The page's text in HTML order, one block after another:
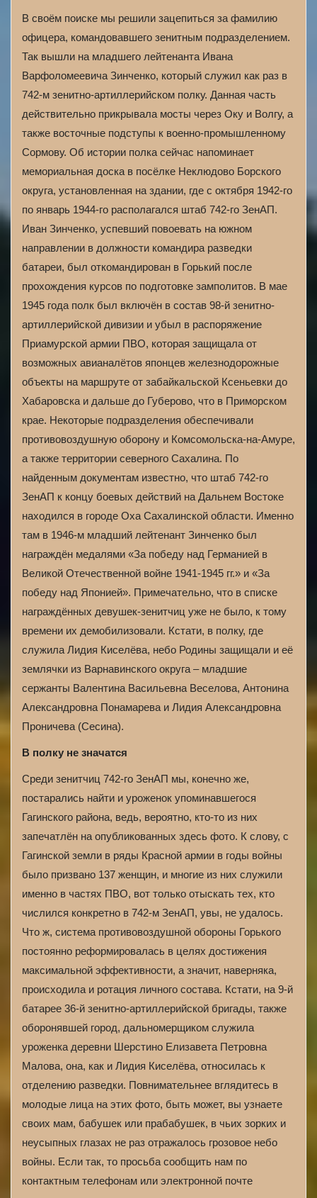
В своём поиске мы решили зацепиться за фамилию
офицера, командовавшего зенитным подразделением.
Так вышли на младшего лейтенанта Ивана
Варфоломеевича Зинченко, который служил как раз в
742-м зенитно-артиллерийском полку. Данная часть
действительно прикрывала мосты через Оку и Волгу, а
также восточные подступы к военно-промышленному
Сормову. Об истории полка сейчас напоминает
мемориальная доска в посёлке Неклюдово Борского
округа, установленная на здании, где с октября 1942-го
по январь 1944-го располагался штаб 742-го ЗенАП.
Иван Зинченко, успевший повоевать на южном
направлении в должности командира разведки
батареи, был откомандирован в Горький после
прохождения курсов по подготовке замполитов. В мае
1945 года полк был включён в состав 98-й зенитно-
артиллерийской дивизии и убыл в распоряжение
Приамурской армии ПВО, которая защищала от
возможных авианалётов японцев железнодорожные
объекты на маршруте от забайкальской Ксеньевки до
Хабаровска и дальше до Губерово, что в Приморском
крае. Некоторые подразделения обеспечивали
противовоздушную оборону и Комсомольска-на-Амуре,
а также территории северного Сахалина. По
найденным документам известно, что штаб 742-го
ЗенАП к концу боевых действий на Дальнем Востоке
находился в городе Оха Сахалинской области. Именно
там в 1946-м младший лейтенант Зинченко был
награждён медалями «За победу над Германией в
Великой Отечественной войне 1941-1945 гг.» и «За
победу над Японией». Примечательно, что в списке
награждённых девушек-зенитчиц уже не было, к тому
времени их демобилизовали. Кстати, в полку, где
служила Лидия Киселёва, небо Родины защищали и её
землячки из Варнавинского округа – младшие
сержанты Валентина Васильевна Веселова, Антонина
Александровна Понамарева и Лидия Александровна
Проничева (Сесина).
В полку не значатся
Среди зенитчиц 742-го ЗенАП мы, конечно же,
постарались найти и уроженок упоминавшегося
Гагинского района, ведь, вероятно, кто-то из них
запечатлён на опубликованных здесь фото. К слову, с
Гагинской земли в ряды Красной армии в годы войны
было призвано 137 женщин, и многие из них служили
именно в частях ПВО, вот только отыскать тех, кто
числился конкретно в 742-м ЗенАП, увы, не удалось.
Что ж, система противовоздушной обороны Горького
постоянно реформировалась в целях достижения
максимальной эффективности, а значит, наверняка,
происходила и ротация личного состава. Кстати, на 9-й
батарее 36-й зенитно-артиллерийской бригады, также
оборонявшей город, дальномерщиком служила
уроженка деревни Шерстино Елизавета Петровна
Малова, она, как и Лидия Киселёва, относилась к
отделению разведки. Повнимательнее вглядитесь в
молодые лица на этих фото, быть может, вы узнаете
своих мам, бабушек или прабабушек, в чьих зорких и
неусыпных глазах не раз отражалось грозовое небо
войны. Если так, то просьба сообщить нам по
контактным телефонам или электронной почте